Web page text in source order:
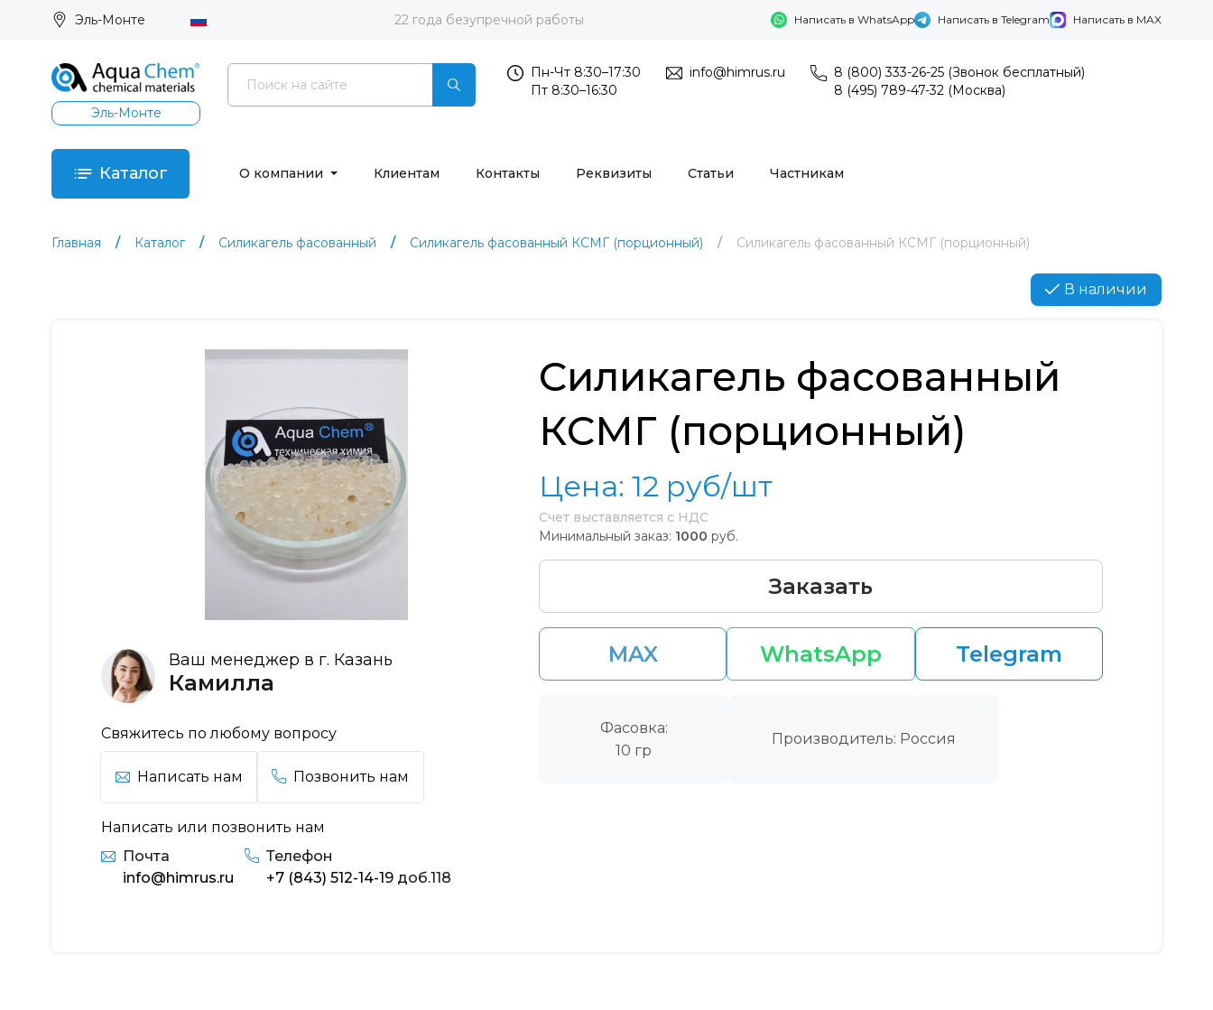
Эль-Монте 22 года безупречной работы Написать в WhatsApp Написать в Telegram Написать в MAX
Эль-Монте
Пн-Чт 8:30–17:30
Пт 8:30–16:30
info@himrus.ru
8 (800) 333-26-25 (Звонок бесплатный)
8 (495) 789-47-32 (Москва)
Каталог О компании Клиентам Контакты Реквизиты Статьи Частникам
Главная Каталог Силикагель фасованный Силикагель фасованный КСМГ (порционный) Силикагель фасованный КСМГ (порционный)
В наличии
Ваш менеджер в г. Казань
Камилла
Свяжитесь по любому вопросу
Написать нам Позвонить нам
Написать или позвонить нам
Почта
info@himrus.ru
Телефон
+7 (843) 512-14-19 доб.118
Силикагель фасованный
КСМГ (порционный)
Цена: 12 руб/шт
Счет выставляется с НДС
Минимальный заказ: 1000 руб.
Заказать
MAX WhatsApp Telegram
Фасовка:
10 гр
Производитель: Россия